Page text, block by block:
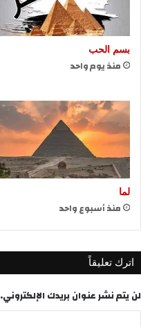
بسم الحب
منذ يوم واحد
لما
منذ أسبوع واحد
اترك تعليقاً
لن يتم نشر عنوان بريدك الإلكتروني.